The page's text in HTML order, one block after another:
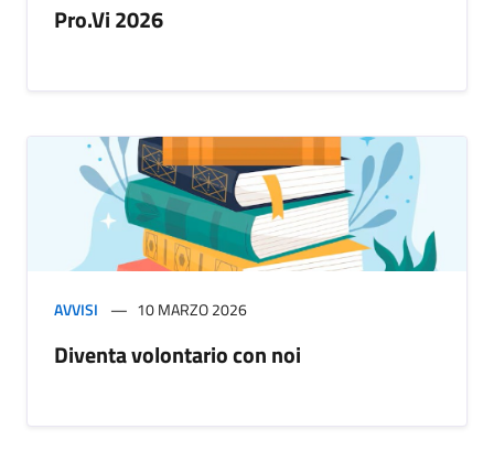
Pro.Vi 2026
AVVISI 10 MARZO 2026
Diventa volontario con noi